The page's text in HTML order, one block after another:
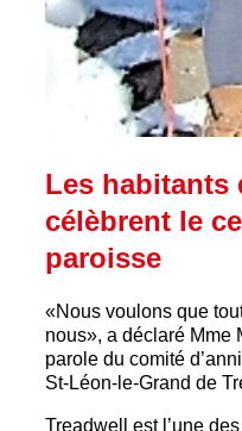
Les habitants
célèbrent le
paroisse
«Nous voulons que
nous», a déclaré Mme
parole du comité
St-Léon-le-Grand de
Treadwell est l’une